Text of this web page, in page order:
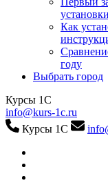
установки
Как
году
Выбрать город
Курсы 1С
info@kurs-1c.ru
Курсы 1С